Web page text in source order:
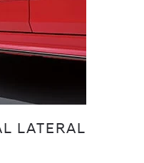
LATERAL